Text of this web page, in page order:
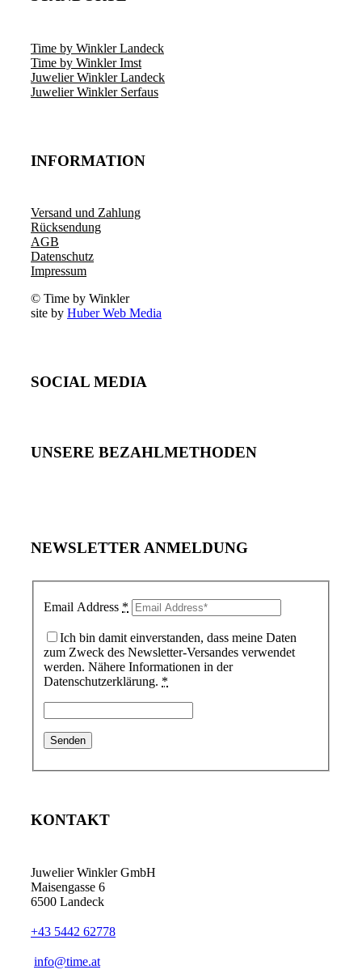
Time by Winkler Landeck
Time by Winkler Imst
Juwelier Winkler Landeck
Juwelier Winkler Serfaus
INFORMATION
Versand und Zahlung
Rücksendung
AGB
Datenschutz
Impressum
© Time by Winkler
site by Huber Web Media
SOCIAL MEDIA
UNSERE BEZAHLMETHODEN
NEWSLETTER ANMELDUNG
Email Address *
Ich bin damit einverstanden, dass meine Daten
zum Zweck des Newsletter-Versandes verwendet
werden. Nähere Informationen in der
Datenschutzerklärung. *
KONTAKT
Juwelier Winkler GmbH
Maisengasse 6
6500 Landeck
+43 5442 62778
info@time.at